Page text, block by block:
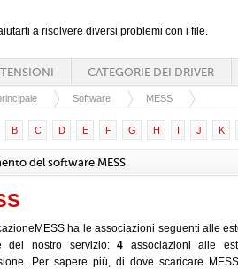
a risolvere diversi problemi con i file.
CATEGORIE DEI DRIVER
Software MESS
B C D E F G H I J K
del software MESS
ha le associazioni seguenti alle
del nostro servizio:4 associazioni alle
Per sapere più, di dove scaricare